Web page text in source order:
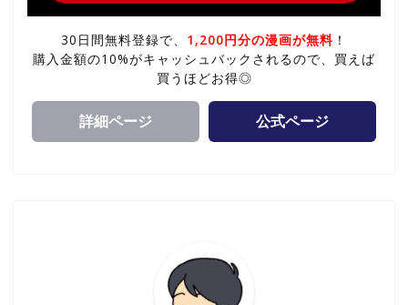
30日間無料登録で、 1,200円分の漫画が無料 ！
購入金額の10%がキャッシュバックされるので、買えば
買うほどお得◎
詳細ページ 公式ページ